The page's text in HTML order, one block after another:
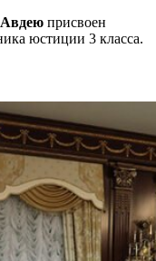
присвоен
юстиции 3 класса.